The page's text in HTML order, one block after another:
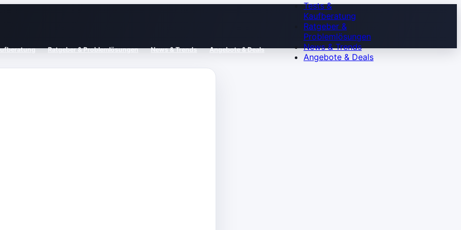
Ratgeber & Problemlösungen News & Trends Angebote & Deals
Tests &
Kaufberatung
Ratgeber &
Problemlösungen
News & Trends
Angebote & Deals